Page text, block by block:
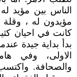
الناس بين مؤيد
مؤيدون له ،
كانت في احيان
بدأ بداية جيدة
الاولى، وفي
والصحافة.